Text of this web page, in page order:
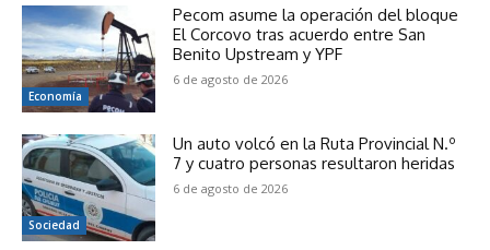
Economía
Pecom asume la operación del bloque
El Corcovo tras acuerdo entre San
Benito Upstream y YPF
6 de agosto de 2026
Sociedad
Un auto volcó en la Ruta Provincial N.º
7 y cuatro personas resultaron heridas
6 de agosto de 2026